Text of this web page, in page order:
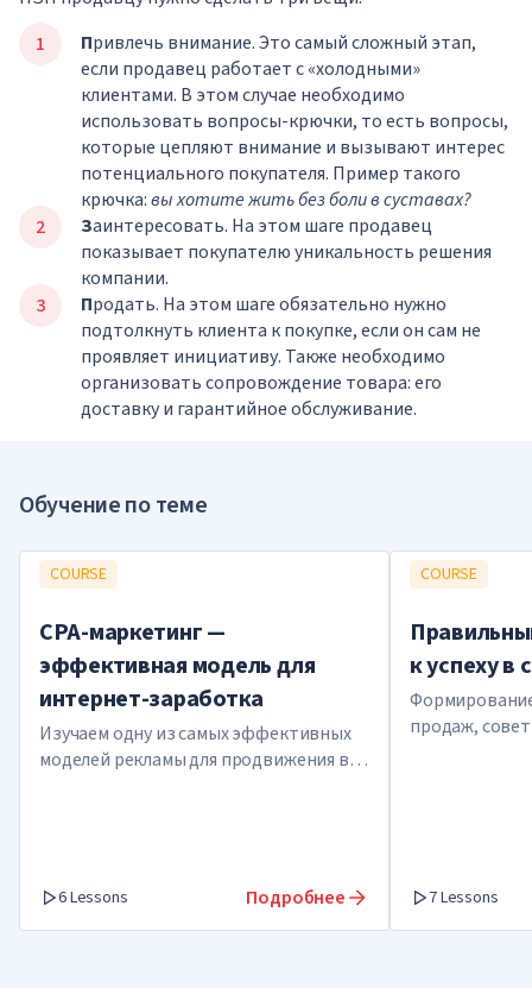
Привлечь внимание. Это самый сложный этап,
если продавец работает с «холодными»
клиентами. В этом случае необходимо
использовать вопросы-крючки, то есть вопросы,
которые цепляют внимание и вызывают интерес
потенциального покупателя. Пример такого
крючка:вы хотите жить без боли в суставах?
Заинтересовать. На этом шаге продавец
показывает покупателю уникальность решения
компании.
Продать. На этом шаге обязательно нужно
подтолкнуть клиента к покупке, если он сам не
проявляет инициативу. Также необходимо
организовать сопровождение товара: его
доставку и гарантийное обслуживание.
Обучение по теме
COURSE
CPA-маркетинг —
эффективная модель для
интернет-заработка
Изучаем одну из самых эффективных
моделей рекламы для продвижения в
6 Lessons Подробнее
COURSE
к успеху в
продаж,
7 Lessons